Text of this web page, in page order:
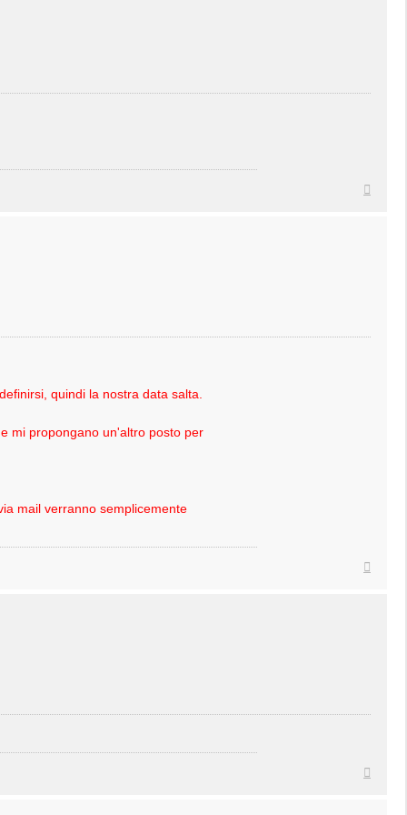
quindi la nostra data salta.
mi propongano un'altro posto per
mail verranno semplicemente